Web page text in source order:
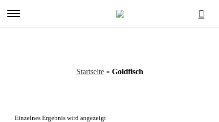
Menu
Tags: Goldfisch
Startseite» Goldfisch
Einzelnes Ergebnis wird angezeigt